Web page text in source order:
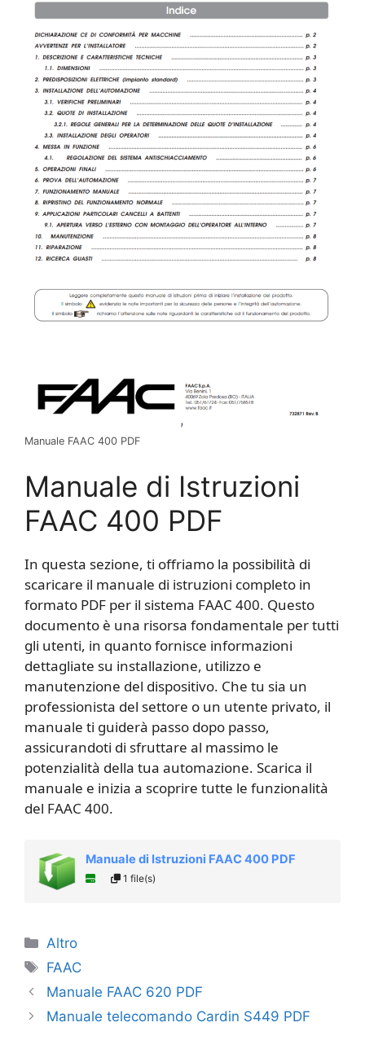
Manuale FAAC 400 PDF
Manuale di Istruzioni
FAAC 400 PDF
In questa sezione, ti offriamo la possibilità di
scaricare il manuale di istruzioni completo in
formato PDF per il sistema FAAC 400. Questo
documento è una risorsa fondamentale per tutti
gli utenti, in quanto fornisce informazioni
dettagliate su installazione, utilizzo e
manutenzione del dispositivo. Che tu sia un
professionista del settore o un utente privato, il
manuale ti guiderà passo dopo passo,
assicurandoti di sfruttare al massimo le
potenzialità della tua automazione. Scarica il
manuale e inizia a scoprire tutte le funzionalità
del FAAC 400.
Manuale di Istruzioni FAAC 400 PDF
1 file(s)
Categorie
Altro
Tag
FAAC
Manuale FAAC 620 PDF
Manuale telecomando Cardin S449​ PDF